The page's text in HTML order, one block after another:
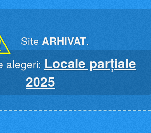
Site ARHIVAT.
alegeri: Locale parțiale
2025